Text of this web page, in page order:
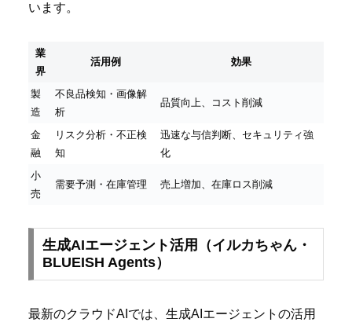
います。
業
界
活用例 効果
製
造
不良品検知・画像解
析
品質向上、コスト削減
金
融
リスク分析・不正検
知
迅速な与信判断、セキュリティ強
化
小
売
需要予測・在庫管理 売上増加、在庫ロス削減
生成AIエージェント活用（イルカちゃん・
BLUEISH Agents）
最新のクラウドAIでは、生成AIエージェントの活用